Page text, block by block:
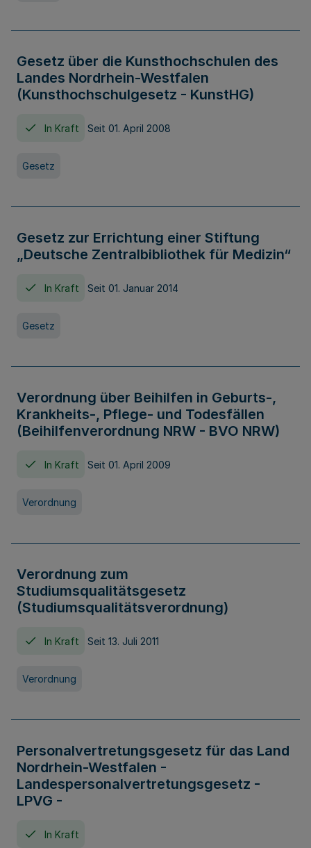
Gesetz über die Kunsthochschulen des
Landes Nordrhein-Westfalen
(Kunsthochschulgesetz - KunstHG)
In Kraft Seit 01. April 2008
Gesetz
Gesetz zur Errichtung einer Stiftung
„Deutsche Zentralbibliothek für Medizin“
In Kraft Seit 01. Januar 2014
Gesetz
Verordnung über Beihilfen in Geburts-,
Krankheits-, Pflege- und Todesfällen
(Beihilfenverordnung NRW - BVO NRW)
In Kraft Seit 01. April 2009
Verordnung
Verordnung zum
Studiumsqualitätsgesetz
(Studiumsqualitätsverordnung)
In Kraft Seit 13. Juli 2011
Verordnung
Personalvertretungsgesetz für das Land
Nordrhein-Westfalen -
Landespersonalvertretungsgesetz -
LPVG -
In Kraft